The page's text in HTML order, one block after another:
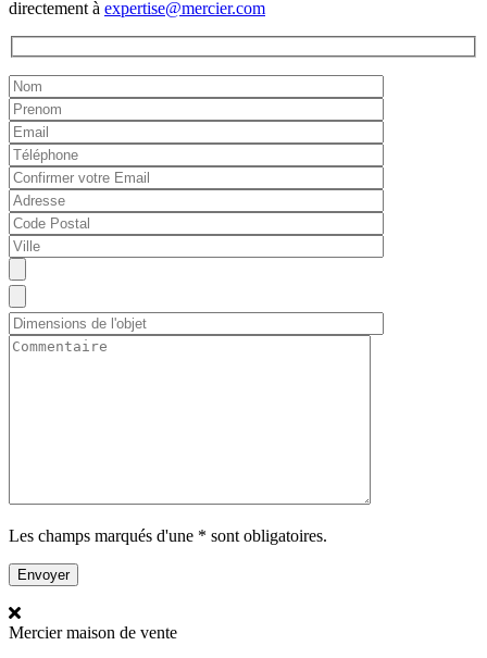
directement à expertise@mercier.com
Les champs marqués d'une * sont obligatoires.
Merciermaison de vente